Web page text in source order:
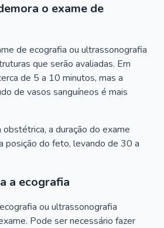
o exame de
de ecografia ou ultrassonografia
que serão avaliadas. Em
de 5 a 10 minutos, mas a
de vasos sanguíneos é mais
a duração do exame
posição do feto, levando de 30 a
a ecografia
ou ultrassonografia
Pode ser necessário fazer